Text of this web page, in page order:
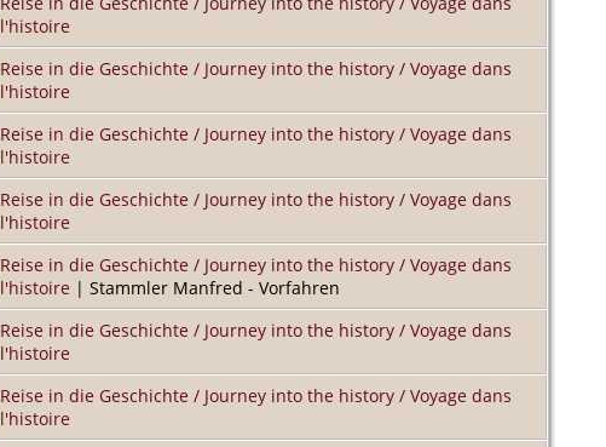
l'histoire
Reise in die Geschichte / Journey into the history / Voyage dans
l'histoire
Reise in die Geschichte / Journey into the history / Voyage dans
l'histoire
Reise in die Geschichte / Journey into the history / Voyage dans
l'histoire
Reise in die Geschichte / Journey into the history / Voyage dans
l'histoire | Stammler Manfred - Vorfahren
Reise in die Geschichte / Journey into the history / Voyage dans
l'histoire
Reise in die Geschichte / Journey into the history / Voyage dans
l'histoire